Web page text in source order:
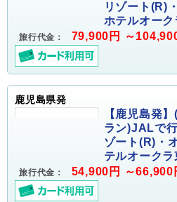
リゾート(R)
ホテルオー
旅行代金： 79,900円 ～
鹿児島県発
【鹿児島発
ラン)JALで
ゾート(R)・
テルオーク
旅行代金： 54,900円 ～66,900